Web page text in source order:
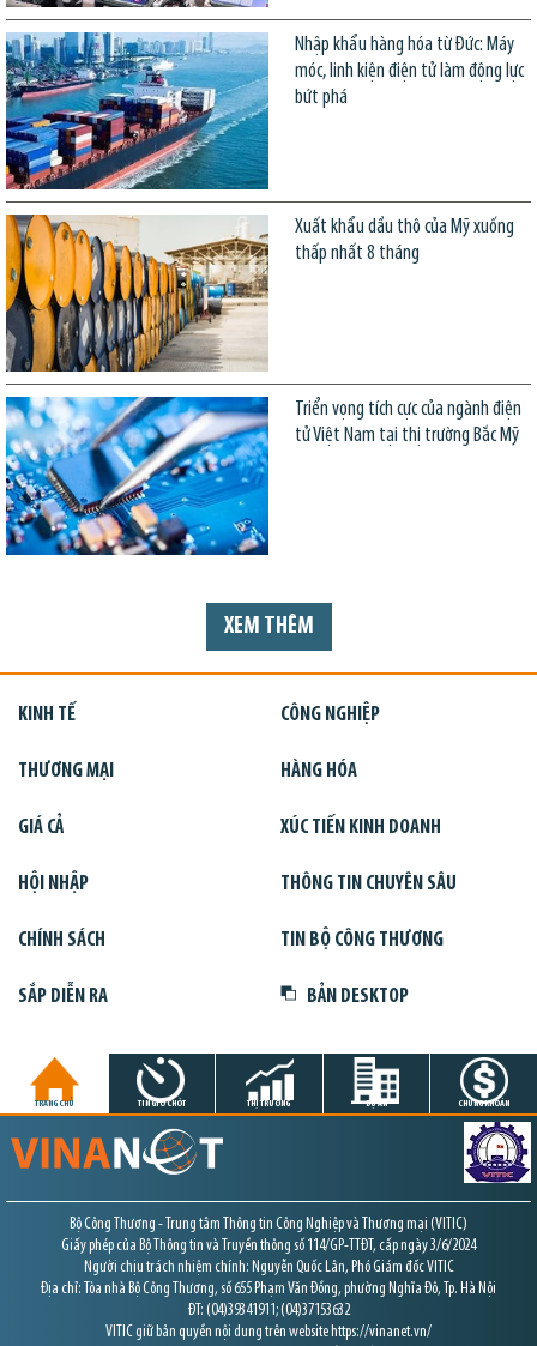
Nhập khẩu hàng hóa từ Đức: Máy
móc, linh kiện điện tử làm động lực
bứt phá
Xuất khẩu dầu thô của Mỹ xuống
thấp nhất 8 tháng
Triển vọng tích cực của ngành điện
tử Việt Nam tại thị trường Bắc Mỹ
XEM THÊM
KINH TẾ CÔNG NGHIỆP
THƯƠNG MẠI HÀNG HÓA
GIÁ CẢ XÚC TIẾN KINH DOANH
HỘI NHẬP THÔNG TIN CHUYÊN SÂU
CHÍNH SÁCH TIN BỘ CÔNG THƯƠNG
SẮP DIỄN RA BẢN DESKTOP
TRANG CHỦ TIN GIỜ CHÓT THỊ TRƯỜNG DỰ ÁN CHỨNG KHOÁN
Bộ Công Thương - Trung tâm Thông tin Công Nghiệp và Thương mại (VITIC)
Giấy phép của Bộ Thông tin và Truyền thông số 114/GP-TTĐT, cấp ngày 3/6/2024
Người chịu trách nhiệm chính: Nguyễn Quốc Lân, Phó Giám đốc VITIC
Địa chỉ: Tòa nhà Bộ Công Thương, số 655 Phạm Văn Đồng, phường Nghĩa Đô, Tp. Hà Nội
ĐT: (04)39341911; (04)37153632
VITIC giữ bản quyền nội dung trên website https://vinanet.vn/